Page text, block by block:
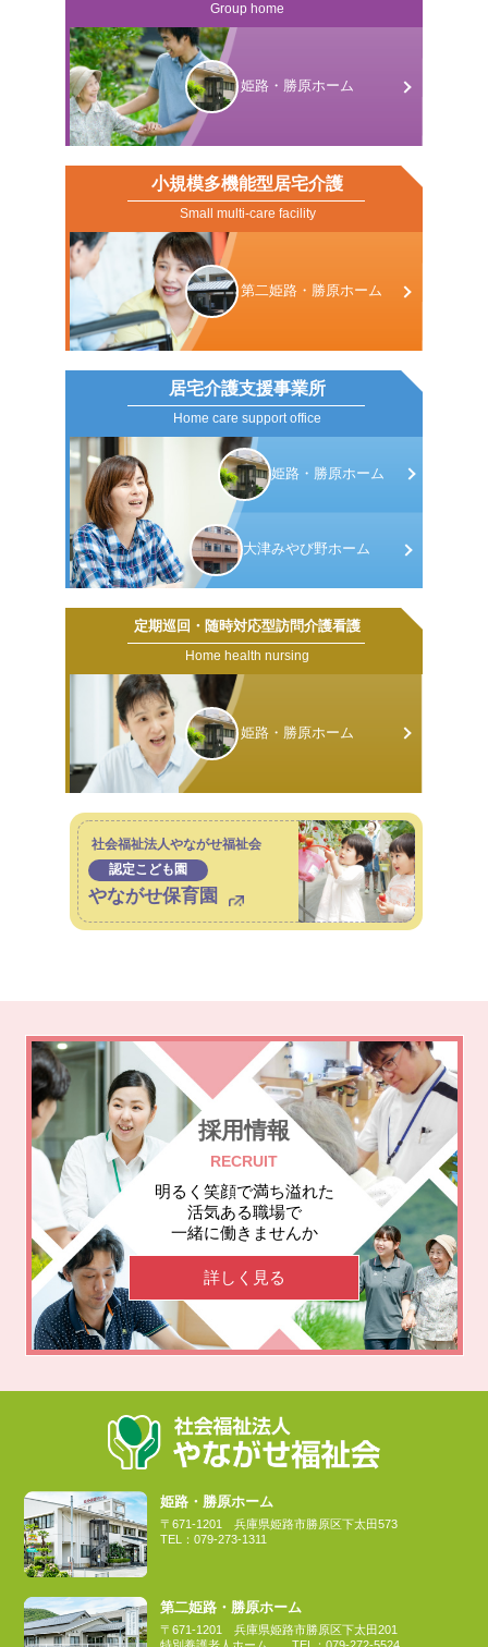
Group home
姫路・勝原ホーム
小規模多機能型居宅介護
Small multi-care facility
第二姫路・ 勝原ホーム
居宅介護支援事業所
Home care support office
姫路・勝原ホーム
大津みやび野ホーム
定期巡回・随時対応型訪問介護看護
Home health nursing
姫路・勝原ホーム
社会福祉法人やながせ福祉会
認定こども園
やながせ保育園
採用情報
RECRUIT
明るく笑顔で満ち溢れた
活気ある職場で
一緒に働きませんか
詳しく見る
姫路・勝原ホーム
〒671-1201兵庫県姫路市勝原区下太田573
TEL：079-273-1311
第二姫路・勝原ホーム
〒671-1201兵庫県姫路市勝原区下太田201